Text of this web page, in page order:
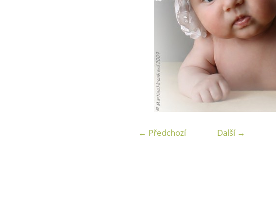
← Předchozí Další →